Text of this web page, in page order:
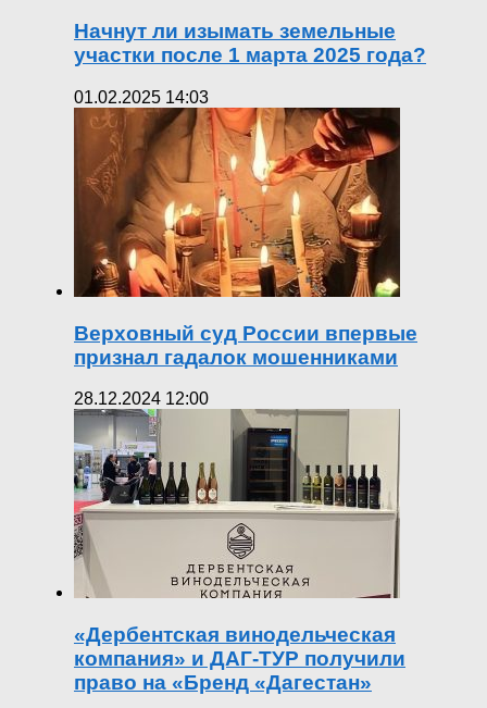
Начнут ли изымать земельные
участки после 1 марта 2025 года?
01.02.2025 14:03
Верховный суд России впервые
признал гадалок мошенниками
28.12.2024 12:00
«Дербентская винодельческая
компания» и ДАГ-ТУР получили
право на «Бренд «Дагестан»